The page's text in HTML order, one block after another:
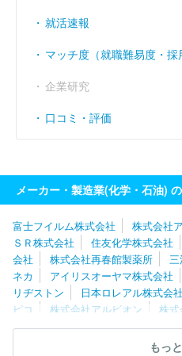
就活速報
マッチ度（就職難易度・採
企業研究
口コミ・評価
メーカー・製造業(化学・石油)
富士フイルム株式会社 株式会社
ＳＲ株式会社
住友化学株式会社
会社
株式会社再春館製薬所
ネカ
アイリスオーヤマ株式会社
リヂストン
日本ロレアル株式会社
ピコ
株式会社アルビオン 株
株式会社
エア・ウォーター株式
住友理工株式会社もっ